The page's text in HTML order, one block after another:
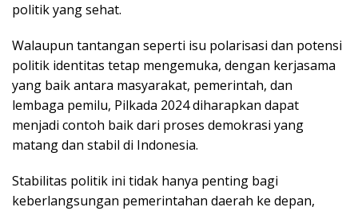
politik yang sehat.
Walaupun tantangan seperti isu polarisasi dan potensi
politik identitas tetap mengemuka, dengan kerjasama
yang baik antara masyarakat, pemerintah, dan
lembaga pemilu, Pilkada 2024 diharapkan dapat
menjadi contoh baik dari proses demokrasi yang
matang dan stabil di Indonesia.
Stabilitas politik ini tidak hanya penting bagi
keberlangsungan pemerintahan daerah ke depan,